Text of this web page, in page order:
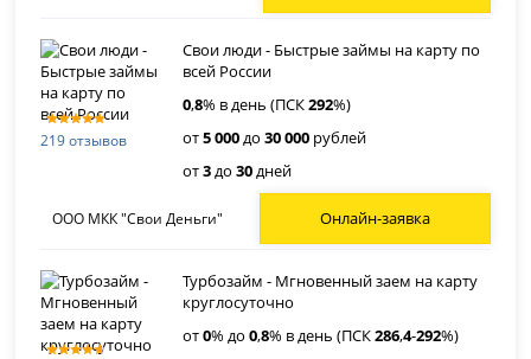
219 отзывов
Свои люди - Быстрые займы на карту по
всей России
0,8% в день (ПСК292%)
от5 000до30 000 рублей
от3до30дней
ООО МКК "Свои Деньги" Онлайн-заявка
Турбозайм - Мгновенный заем на карту
круглосуточно
от0% до0,8% в день (ПСК286,4-292%)